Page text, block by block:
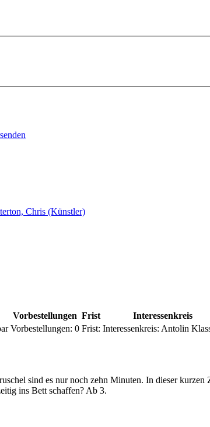
Chris (Künstler)
Vorbestellungen Frist
Interessenkreis
Vorbestellungen: 0 Frist: Interessenkreis: Antolin
sind es nur noch zehn Minuten. In dieser
ins Bett schaffen? Ab 3.